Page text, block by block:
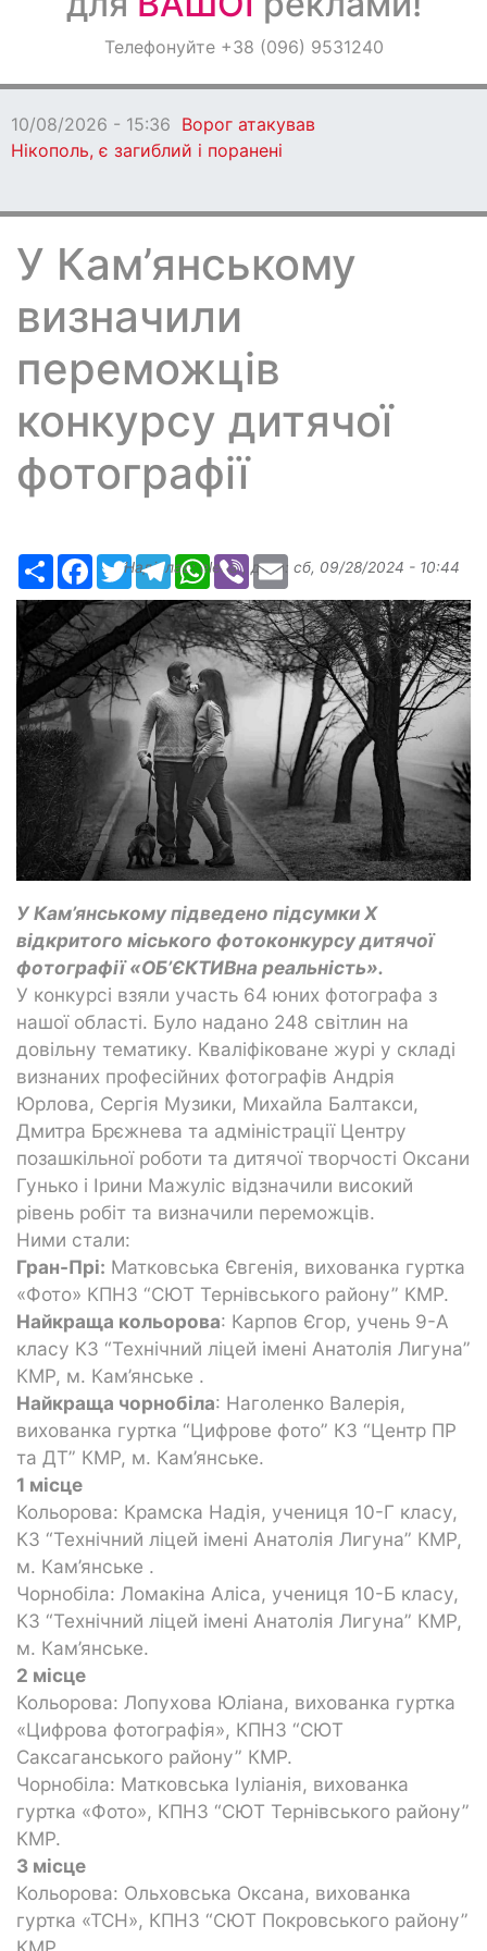
ОголошенняТелефонуйте +38 (096) 9531240
10/08/2026 - 15:36 Ворог атакував
Нікополь, є загиблий і поранені
У Кам’янському
визначили
переможців
конкурсу дитячої
фотографії
РесурсFacebook
TwitterTelegramWhatsApp
Viber Email
Надіслав:elena, дата: сб, 09/28/2024 - 10:44
У Кам’янському підведено підсумки Х
відкритого міського фотоконкурсу дитячої
фотографії «ОБ’ЄКТИВна реальність».
У конкурсі взяли участь 64 юних фотографа з
нашої області. Було надано 248 світлин на
довільну тематику. Кваліфіковане журі у складі
визнаних професійних фотографів Андрія
Юрлова, Сергія Музики, Михайла Балтакси,
Дмитра Брєжнева та адміністрації Центру
позашкільної роботи та дитячої творчості Оксани
Гунько і Ірини Мажуліс відзначили високий
рівень робіт та визначили переможців.
Ними стали:
Гран-Прі: Матковська Євгенія, вихованка гуртка
«Фото» КПНЗ “СЮТ Тернівського району” КМР.
Найкраща кольорова: Карпов Єгор, учень 9-А
класу КЗ “Технічний ліцей імені Анатолія Лигуна”
КМР, м. Кам’янське .
Найкраща чорнобіла: Наголенко Валерія,
вихованка гуртка “Цифрове фото” КЗ “Центр ПР
та ДТ” КМР, м. Кам’янське.
1 місце
Кольорова: Крамска Надія, учениця 10-Г класу,
КЗ “Технічний ліцей імені Анатолія Лигуна” КМР,
м. Кам’янське .
Чорнобіла: Ломакіна Аліса, учениця 10-Б класу,
КЗ “Технічний ліцей імені Анатолія Лигуна” КМР,
м. Кам’янське.
2 місце
Кольорова: Лопухова Юліана, вихованка гуртка
«Цифрова фотографія», КПНЗ “СЮТ
Саксаганського району” КМР.
Чорнобіла: Матковська Іуліанія, вихованка
гуртка «Фото», КПНЗ “СЮТ Тернівського району”
КМР.
3 місце
Кольорова: Ольховська Оксана, вихованка
гуртка «ТСН», КПНЗ “СЮТ Покровського району”